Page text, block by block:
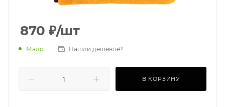
870 ₽/шт
Мало Нашли дешевле?
В КОРЗИНУ